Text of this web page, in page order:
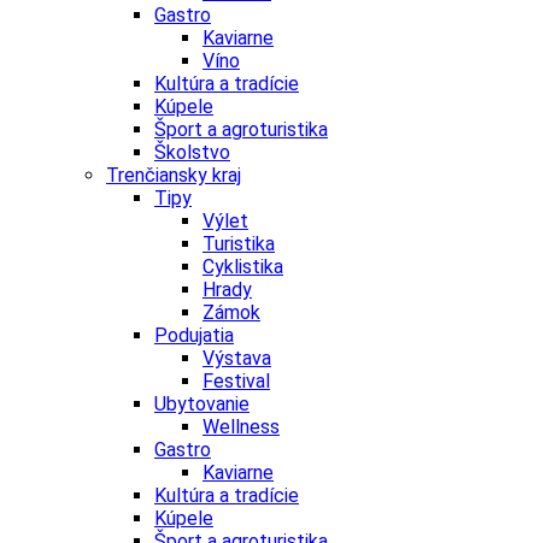
Gastro
Kaviarne
Víno
Kultúra a tradície
Kúpele
Šport a agroturistika
Školstvo
Trenčiansky kraj
Tipy
Výlet
Turistika
Cyklistika
Hrady
Zámok
Podujatia
Výstava
Festival
Ubytovanie
Wellness
Gastro
Kaviarne
Kultúra a tradície
Kúpele